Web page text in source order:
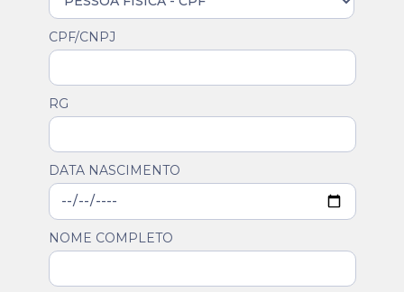
CPF/CNPJ
RG
DATA NASCIMENTO
NOME COMPLETO